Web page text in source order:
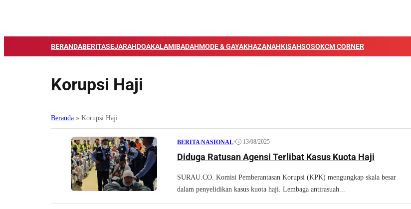
BERANDABERITASEJARAHDOAKALAMIBADAHMODE & GAYAKHAZANAHKISAHSOSOKCM CORNER
Korupsi Haji
Beranda » Korupsi Haji
BERITA |NASIONAL• 13/08/2025
Diduga Ratusan Agensi Terlibat Kasus Kuota Haji
SURAU.CO. Komisi Pemberantasan Korupsi (KPK) mengungkap skala besar
dalam penyelidikan kasus kuota haji. Lembaga antirasuah...